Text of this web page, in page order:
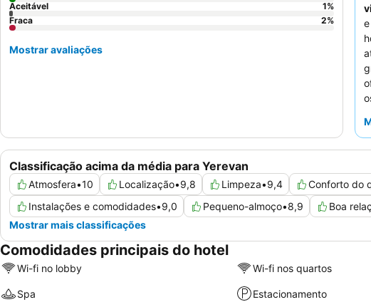
Classificação acima da média para Yerevan
Atmosfera•10 Localização•9,8 Limpeza•9,4 Conforto do
Instalações e comodidades•9,0 Pequeno-almoço•8,9 Boa
Mostrar mais classificações
Aceitável
1%
Fraca
2%
Mostrar avaliações
Comodidades principais do hotel
Wi-fi no lobby Wi-fi nos quartos
Spa Estacionamento